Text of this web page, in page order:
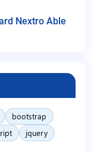
Nextro Able
bootstrap
jquery